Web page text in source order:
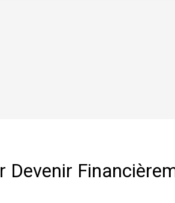
Devenir